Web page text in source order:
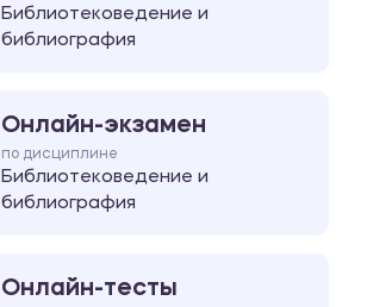
Библиотековедение и
библиография
Онлайн-экзамен
по дисциплине
Библиотековедение и
библиография
Онлайн-тесты